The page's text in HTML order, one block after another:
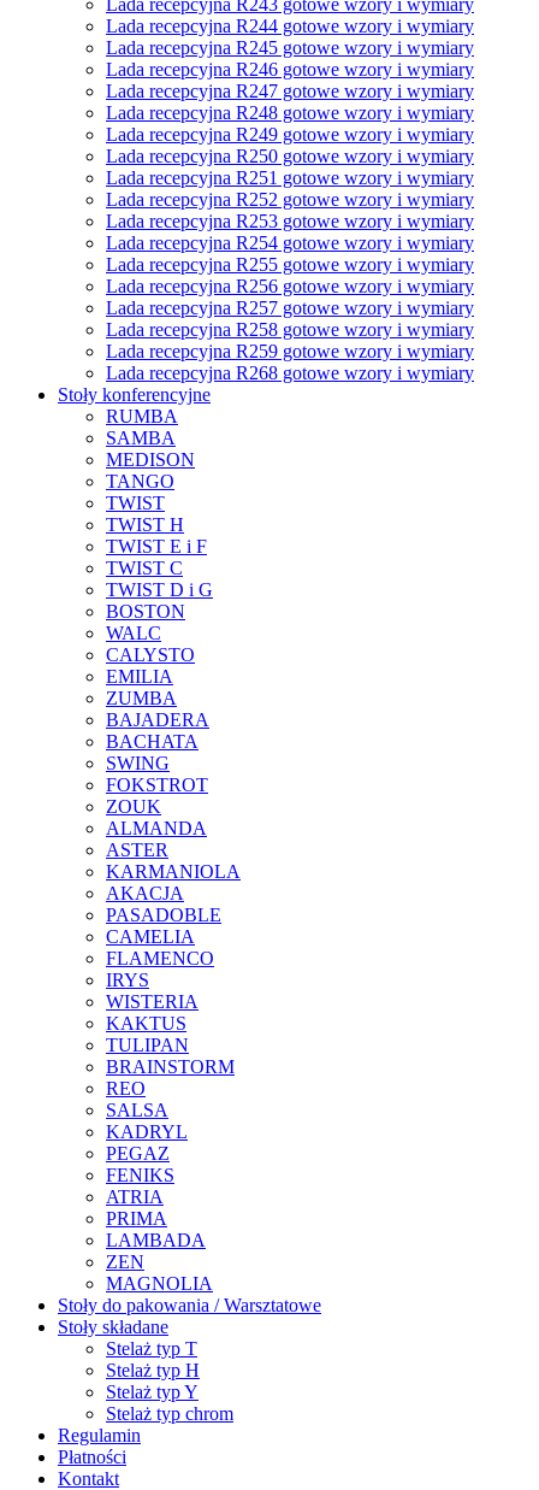
Lada recepcyjna R243 gotowe wzory i wymiary
Lada recepcyjna R244 gotowe wzory i wymiary
Lada recepcyjna R245 gotowe wzory i wymiary
Lada recepcyjna R246 gotowe wzory i wymiary
Lada recepcyjna R247 gotowe wzory i wymiary
Lada recepcyjna R248 gotowe wzory i wymiary
Lada recepcyjna R249 gotowe wzory i wymiary
Lada recepcyjna R250 gotowe wzory i wymiary
Lada recepcyjna R251 gotowe wzory i wymiary
Lada recepcyjna R252 gotowe wzory i wymiary
Lada recepcyjna R253 gotowe wzory i wymiary
Lada recepcyjna R254 gotowe wzory i wymiary
Lada recepcyjna R255 gotowe wzory i wymiary
Lada recepcyjna R256 gotowe wzory i wymiary
Lada recepcyjna R257 gotowe wzory i wymiary
Lada recepcyjna R258 gotowe wzory i wymiary
Lada recepcyjna R259 gotowe wzory i wymiary
Lada recepcyjna R268 gotowe wzory i wymiary
Stoły konferencyjne
RUMBA
SAMBA
MEDISON
TANGO
TWIST
TWIST H
TWIST E i F
TWIST C
TWIST D i G
BOSTON
WALC
CALYSTO
EMILIA
ZUMBA
BAJADERA
BACHATA
SWING
FOKSTROT
ZOUK
ALMANDA
ASTER
KARMANIOLA
AKACJA
PASADOBLE
CAMELIA
FLAMENCO
IRYS
WISTERIA
KAKTUS
TULIPAN
BRAINSTORM
REO
SALSA
KADRYL
PEGAZ
FENIKS
ATRIA
PRIMA
LAMBADA
ZEN
MAGNOLIA
Stoły do pakowania / Warsztatowe
Stoły składane
Stelaż typ T
Stelaż typ H
Stelaż typ Y
Stelaż typ chrom
Regulamin
Płatności
Kontakt